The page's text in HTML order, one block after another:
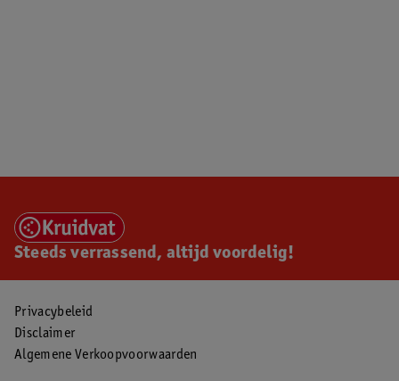
Steeds verrassend, altijd voordelig!
Privacybeleid
Disclaimer
Algemene Verkoopvoorwaarden